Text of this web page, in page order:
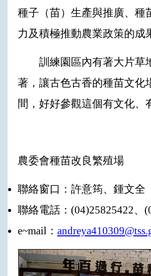
種子（苗）生產與推廣、種
力及積極推動農業政策的成
訓練園區內有著大片草地
著，讓古色古香的種苗文化
間，好好參觀這個有文化、
農委會種苗改良繁殖場
聯絡窗口：許意筠、鍾文全
聯絡電話：(04)25825422、
e~mail：